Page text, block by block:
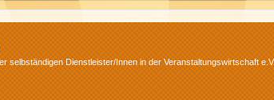
selbständigen Dienstleister/Innen in der Veranstaltungswirtschaft e.V.